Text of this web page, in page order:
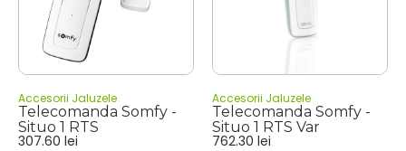
Accesorii Jaluzele
Telecomanda Somfy -
Situo 1 RTS
307.60 lei
Accesorii Jaluzele
Telecomanda Somfy -
Situo 1 RTS Var
762.30 lei